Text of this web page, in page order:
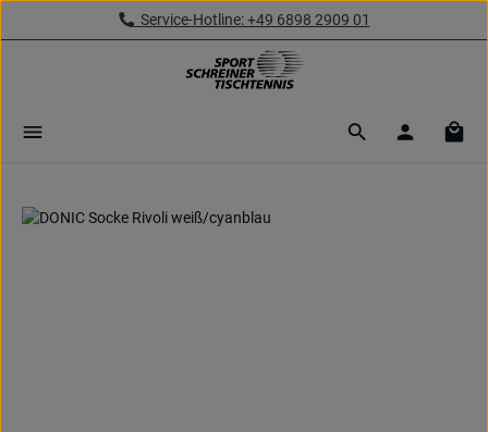
Zum Hauptinhalt springenService-Hotline: +49 6898 2909 01
Bildergalerie überspringen